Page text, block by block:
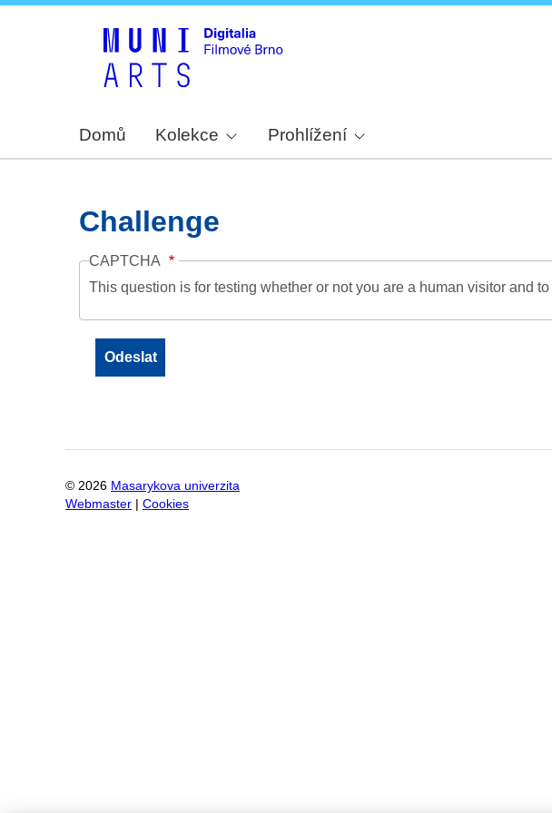
Domů Kolekce Prohlížení
Challenge
CAPTCHA
This question is for testing whether or not you are a human visitor and
© 2026 Masarykova univerzita
Webmaster
Cookies